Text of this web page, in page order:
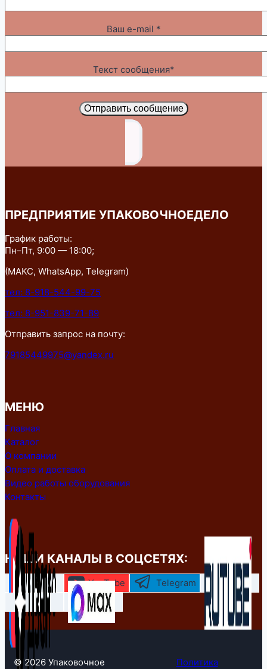
Ваш e-mail *
Текст сообщения*
Отправить сообщение
ПРЕДПРИЯТИЕ УПАКОВОЧНОЕДЕЛО
График работы:
Пн–Пт, 9:00 — 18:00;
(МАКС, WhatsApp, Telegram)
тел: 8-918-544-99-75
тел: 8-951-839-71-89
Отправить запрос на почту:
79185449975@yandex.ru
МЕНЮ
Главная
Каталог
О компании
Оплата и доставка
Видео работы оборудования
Контакты
НАШИ КАНАЛЫ В СОЦСЕТЯХ:
YouTube Telegram
© 2026 Упаковочное
Политика